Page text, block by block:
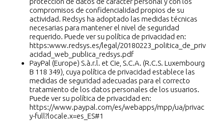
compromisos de confidencialidad propios de su
actividad. Redsys ha adoptado las medidas técnicas
necesarias para mantener el nivel de seguridad
requerido. Puede ver su política de privacidad en:
https:www.redsys.es/legal/20180223_politica_de_priv
acidad_web_publica_redsys.pdf
PayPal (Europe) S.à.r.l. et Cie, S.C.A. (R.C.S. Luxembourg
B 118 349), cuya política de privacidad establece las
medidas de seguridad adecuadas para el correcto
tratamiento de los datos personales de los usuarios.
Puede ver su política de privacidad en:
https://www.paypal.com/es/webapps/mpp/ua/privac
y-full?locale.x=es_ES#1